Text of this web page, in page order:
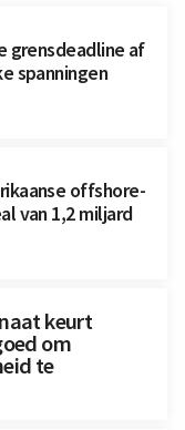
grensdeadline af
spanningen
offshore-
van 1,2 miljard
keurt
om
te